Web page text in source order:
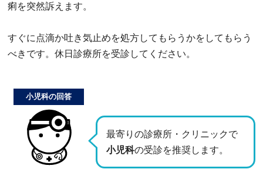
痢を突然訴えます。
すぐに点滴か吐き気止めを処方してもらうかをしてもらう
べきです。休日診療所を受診してください。
最寄りの診療所・クリニックで
小児科の受診を推奨します。
小児科の回答